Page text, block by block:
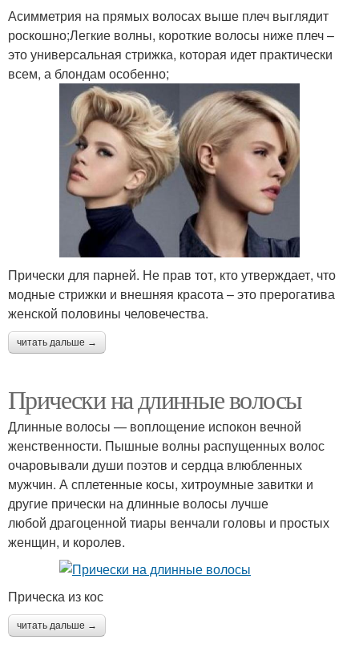
Асимметрия на прямых волосах выше плеч выглядит
роскошно;Легкие волны, короткие волосы ниже плеч –
это универсальная стрижка, которая идет практически
всем, а блондам особенно;
Прически для парней. Не прав тот, кто утверждает, что
модные стрижки и внешняя красота – это прерогатива
женской половины человечества.
читать дальше →
Прически на длинные волосы
Длинные волосы — воплощение испокон вечной
женственности. Пышные волны распущенных волос
очаровывали души поэтов и сердца влюбленных
мужчин. А сплетенные косы, хитроумные завитки и
другие прически на длинные волосы лучше
любой драгоценной тиары венчали головы и простых
женщин, и королев.
Прическа из кос
читать дальше →